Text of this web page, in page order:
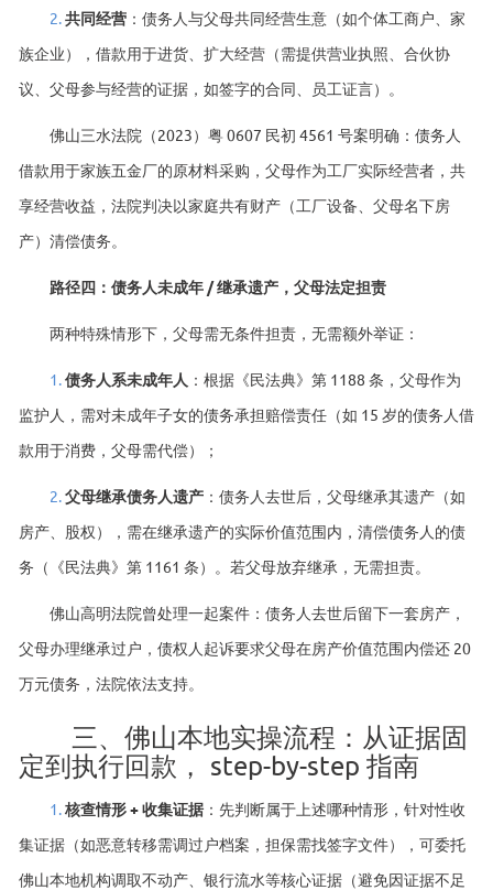
2. 共同经营 ：债务人与父母共同经营生意（如个体工商户、家
族企业），借款用于进货、扩大经营（需提供营业执照、合伙协
议、父母参与经营的证据，如签字的合同、员工证言）。
佛山三水法院（2023）粤 0607 民初 4561 号案明确：债务人
借款用于家族五金厂的原材料采购，父母作为工厂实际经营者，共
享经营收益，法院判决以家庭共有财产（工厂设备、父母名下房
产）清偿债务。
路径四：债务人未成年 / 继承遗产，父母法定担责
两种特殊情形下，父母需无条件担责，无需额外举证：
1. 债务人系未成年人 ：根据《民法典》第 1188 条，父母作为
监护人，需对未成年子女的债务承担赔偿责任（如 15 岁的债务人借
款用于消费，父母需代偿）；
2. 父母继承债务人遗产 ：债务人去世后，父母继承其遗产（如
房产、股权），需在继承遗产的实际价值范围内，清偿债务人的债
务（《民法典》第 1161 条）。若父母放弃继承，无需担责。
佛山高明法院曾处理一起案件：债务人去世后留下一套房产，
父母办理继承过户，债权人起诉要求父母在房产价值范围内偿还 20
万元债务，法院依法支持。
三、佛山本地实操流程：从证据固
定到执行回款， step-by-step 指南
1. 核查情形 + 收集证据 ：先判断属于上述哪种情形，针对性收
集证据（如恶意转移需调过户档案，担保需找签字文件），可委托
佛山本地机构调取不动产、银行流水等核心证据（避免因证据不足